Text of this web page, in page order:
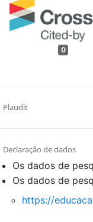
0
Plaudit
Declaração de dados
Os dados de
Os dados de
https://